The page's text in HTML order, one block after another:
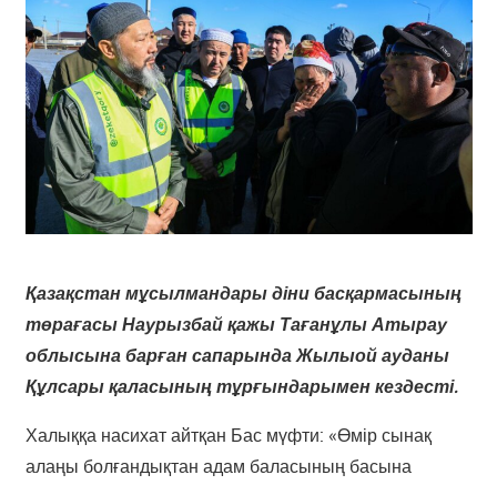
Қазақстан мұсылмандары діни басқармасының
төрағасы Наурызбай қажы Тағанұлы Атырау
облысына барған сапарында Жылыой ауданы
Құлсары қаласының тұрғындарымен кездесті.
Халыққа насихат айтқан Бас мүфти: «Өмір сынақ
алаңы болғандықтан адам баласының басына